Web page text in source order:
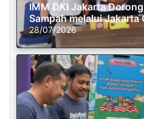
IMM DKI Jakarta
Sampah melalui
28/07/2026